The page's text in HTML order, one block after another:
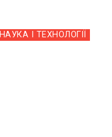
НАУКА І ТЕХНОЛОГІЇ